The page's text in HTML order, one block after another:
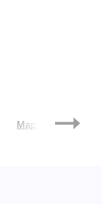
Март Апрель